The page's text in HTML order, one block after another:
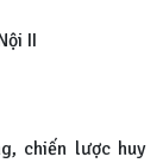
II
chiến lược huy